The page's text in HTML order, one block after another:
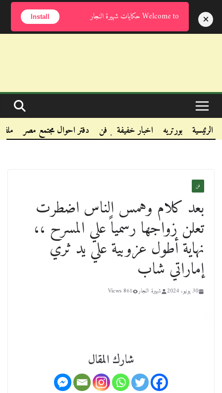
الجمعة, أغسطس 7, 2026
.
.
الرئيسية بورتريه اخبار خفيفة فن دفتر احوال مجتمع مصر
فن
بعد كلام وهمس الناس اضطرت
تعلن زواجها رسمياً علي المسرح ،،
نهاية أطول عزوبية علي يد ثري
إماراتي شاب
30 يونيو، 2024 شهيرة النجار 861 Views
شارك المقال
Welcome to حكايات شهيرة النجار Install ×